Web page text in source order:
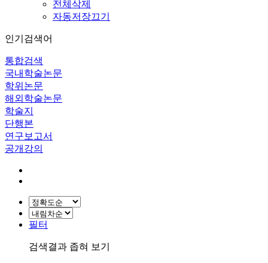
전체삭제
자동저장끄기
인기검색어
통합검색
국내학술논문
학위논문
해외학술논문
학술지
단행본
연구보고서
공개강의
필터
검색결과 좁혀 보기